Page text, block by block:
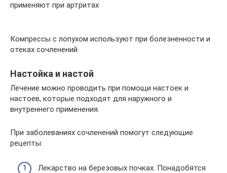
применяют при артритах
Компрессы с лопухом используют при болезненности и
отеках сочленений
Настойка и настой
Лечение можно проводить при помощи настоек и
настоев, которые подходят для наружного и
внутреннего применения.
При заболеваниях сочленений помогут следующие
рецепты:
Лекарство на березовых почках. Понадобятся